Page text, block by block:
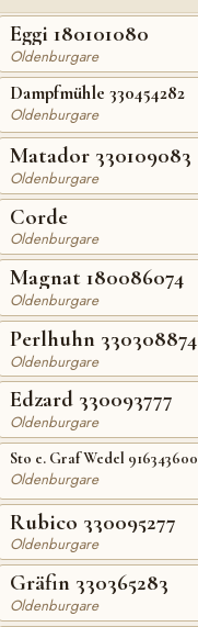
Eggi 180101080
Oldenburgare
Dampfmühle 330454282
Oldenburgare
Matador 330109083
Oldenburgare
Corde
Oldenburgare
Magnat 180086074
Oldenburgare
Perlhuhn 330308874
Oldenburgare
Edzard 330093777
Oldenburgare
Sto e. Graf Wedel 916343600
Oldenburgare
Rubico 330095277
Oldenburgare
Gräfin 330365283
Oldenburgare